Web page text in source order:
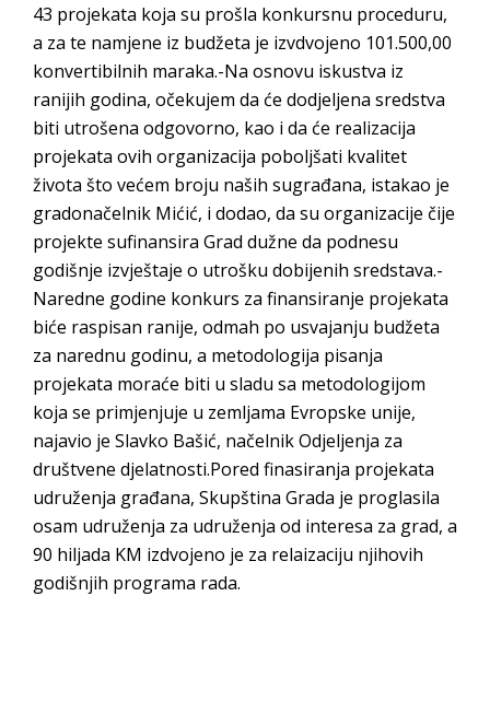
43 projekata koja su prošla konkursnu proceduru,
a za te namjene iz budžeta je izvdvojeno 101.500,00
konvertibilnih maraka.-Na osnovu iskustva iz
ranijih godina, očekujem da će dodjeljena sredstva
biti utrošena odgovorno, kao i da će realizacija
projekata ovih organizacija poboljšati kvalitet
života što većem broju naših sugrađana, istakao je
gradonačelnik Mićić, i dodao, da su organizacije čije
projekte sufinansira Grad dužne da podnesu
godišnje izvještaje o utrošku dobijenih sredstava.-
Naredne godine konkurs za finansiranje projekata
biće raspisan ranije, odmah po usvajanju budžeta
za narednu godinu, a metodologija pisanja
projekata moraće biti u sladu sa metodologijom
koja se primjenjuje u zemljama Evropske unije,
najavio je Slavko Bašić, načelnik Odjeljenja za
društvene djelatnosti.Pored finasiranja projekata
udruženja građana, Skupština Grada je proglasila
osam udruženja za udruženja od interesa za grad, a
90 hiljada KM izdvojeno je za relaizaciju njihovih
godišnjih programa rada.